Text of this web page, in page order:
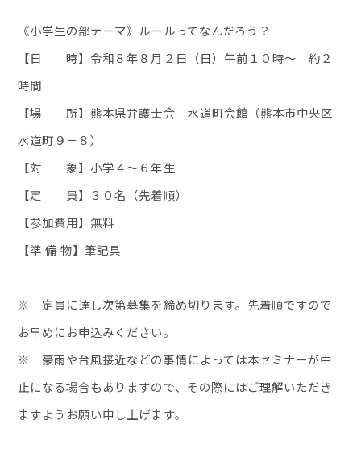
《小学生の部テーマ》ルールってなんだろう？
【日 時】令和８年８月２日（日）午前１０時～ 約２
時間
【場 所】熊本県弁護士会 水道町会館（熊本市中央区
水道町９－８）
【対 象】小学４～６年生
【定 員】３０名（先着順）
【参加費用】無料
【準 備 物】筆記具
※ 定員に達し次第募集を締め切ります。先着順ですので
お早めにお申込みください。
※ 豪雨や台風接近などの事情によっては本セミナーが中
止になる場合もありますので、その際にはご理解いただき
ますようお願い申し上げます。